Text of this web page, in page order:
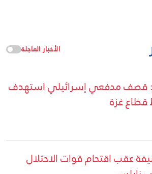
الأخبار العاجلة
قصف مدفعي إسرائيلي استهدف
غزة
عقب اقتحام قوات الاحتلال